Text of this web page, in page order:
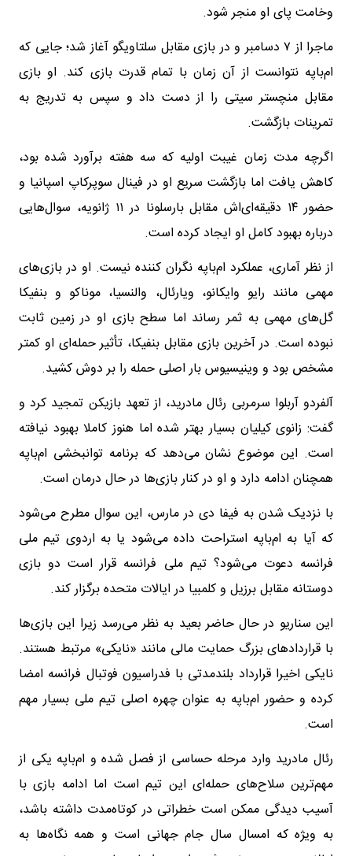
وخامت پای او منجر شود.
ماجرا از ۷ دسامبر و در بازی مقابل سلتاویگو آغاز شد؛ جایی که
ام‌باپه نتوانست از آن زمان با تمام قدرت بازی کند. او بازی
مقابل منچستر سیتی را از دست داد و سپس به تدریج به
تمرینات بازگشت.
اگرچه مدت زمان غیبت اولیه که سه هفته برآورد شده بود،
کاهش یافت اما بازگشت سریع او در فینال سوپرکاپ اسپانیا و
حضور ۱۴ دقیقه‌ای‌اش مقابل بارسلونا در ۱۱ ژانویه، سوال‌هایی
درباره بهبود کامل او ایجاد کرده است.
از نظر آماری، عملکرد ام‌باپه نگران کننده نیست. او در بازی‌های
مهمی مانند رایو وایکانو، ویارئال، والنسیا، موناکو و بنفیکا
گل‌های مهمی به ثمر رساند اما سطح بازی او در زمین ثابت
نبوده است. در آخرین بازی مقابل بنفیکا، تأثیر حمله‌ای او کمتر
مشخص بود و وینیسیوس بار اصلی حمله را بر دوش کشید.
آلفردو آربلوا سرمربی رئال مادرید، از تعهد بازیکن تمجید کرد و
گفت: زانوی کیلیان بسیار بهتر شده اما هنوز کاملا بهبود نیافته
است. این موضوع نشان می‌دهد که برنامه توانبخشی ام‌باپه
همچنان ادامه دارد و او در کنار بازی‌ها در حال درمان است.
با نزدیک شدن به فیفا دی در مارس، این سوال مطرح می‌شود
که آیا به ام‌باپه استراحت داده می‌شود یا به اردوی تیم ملی
فرانسه دعوت می‌شود؟ تیم ملی فرانسه قرار است دو بازی
دوستانه مقابل برزیل و کلمبیا در ایالات متحده برگزار کند.
این سناریو در حال حاضر بعید به نظر می‌رسد زیرا این بازی‌ها
با قراردادهای بزرگ حمایت مالی مانند «نایکی» مرتبط هستند.
نایکی اخیرا قرارداد بلندمدتی با فدراسیون فوتبال فرانسه امضا
کرده و حضور ام‌باپه به عنوان چهره اصلی تیم ملی بسیار مهم
است.
رئال مادرید وارد مرحله حساسی از فصل شده و ام‌باپه یکی از
مهم‌ترین سلاح‌های حمله‌ای این تیم است اما ادامه بازی با
آسیب دیدگی ممکن است خطراتی در کوتاه‌مدت داشته باشد،
به ویژه که امسال سال جام جهانی است و همه نگاه‌ها به